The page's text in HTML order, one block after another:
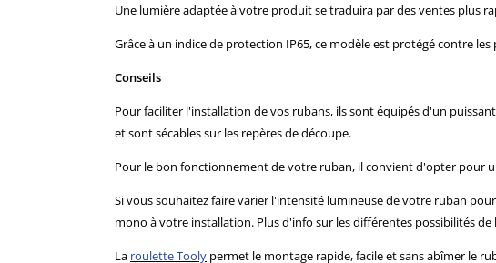
Une lumière adaptée à votre produit se traduira par des ventes plus
Grâce à un indice de protection IP65, ce modèle est protégé contre
Conseils
Pour faciliter l'installation de vos rubans, ils sont équipés d'un
et sont sécables sur les repères de découpe.
Pour le bon fonctionnement de votre ruban, il convient d'opter pour
Si vous souhaitez faire varier l'intensité lumineuse de votre ruban
mono à votre installation. Plus d'info sur les différentes possibilités
La roulette Tooly permet le montage rapide, facile et sans abîmer le